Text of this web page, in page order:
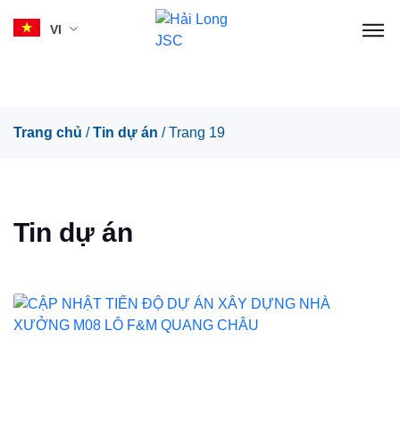
VI
Trang chủ /Tin dự án /Trang 19
Tin dự án